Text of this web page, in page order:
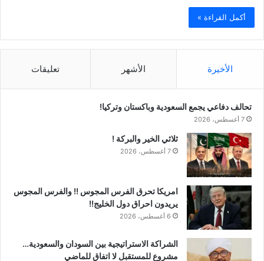
أكمل القراءة »
الأخيرة الأشهر تعليقات
تحالف دفاعي يجمع السعودية وباكستان وتركيا!
7 أغسطس، 2026
ثلاثي الخير والبركة !
7 أغسطس، 2026
امريكا تحرق الفرس المجوس !! والفرس المجوس
يريدون احراق دول الخليج!!
6 أغسطس، 2026
الشراكة الاستراتيجية بين السودان والسعودية…
مشروع للمستقبل لا اتفاق للماضي